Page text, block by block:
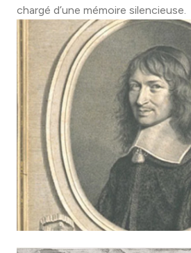
chargé d’une mémoire silencieuse.